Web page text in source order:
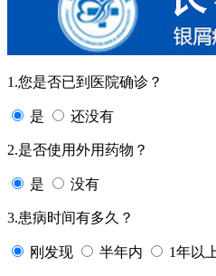
1.您是否已到医院确诊？
是 还没有
2.是否使用外用药物？
是 没有
3.患病时间有多久？
刚发现 半年内 1年以